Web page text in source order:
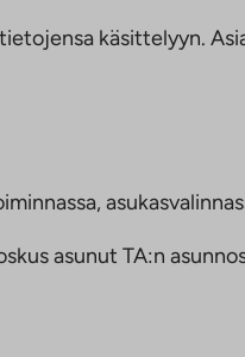
käsittelyyn.
asunut TA:n